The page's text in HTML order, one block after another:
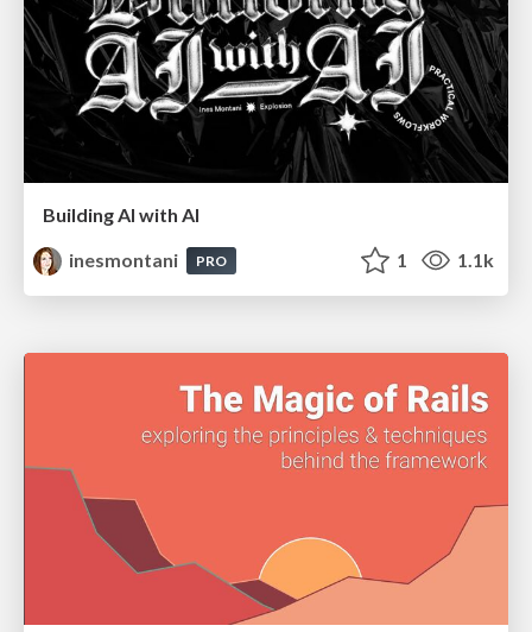
Building AI with AI
inesmontani
PRO 1 1.1k